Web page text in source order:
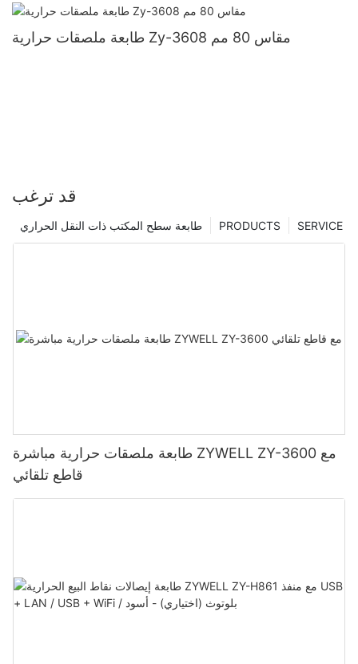
طابعة ملصقات حرارية Zy-3608 مقاس 80 مم
قد ترغب
SERVICE
PRODUCTS طابعة سطح المكتب ذات النقل الحراري
طابعة ملصقات حرارية مباشرة ZYWELL ZY-3600 مع
قاطع تلقائي